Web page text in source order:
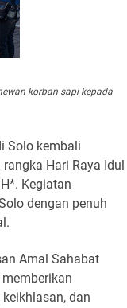
korban sapi kepada
Solo kembali
Hari Raya Idul
Kegiatan
dengan penuh
Amal Sahabat
dan